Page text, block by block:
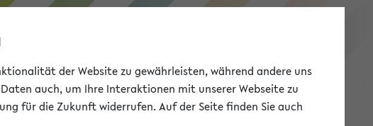
eKVV
der Website zu gewährleisten, während andere uns
auch, um Ihre Interaktionen mit unserer Webseite zu
für die Zukunft widerrufen. Auf der Seite finden Sie auch